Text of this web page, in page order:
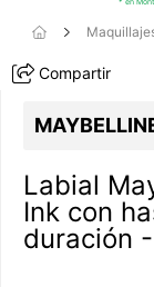
Compartir
Labial
Ink con
duración